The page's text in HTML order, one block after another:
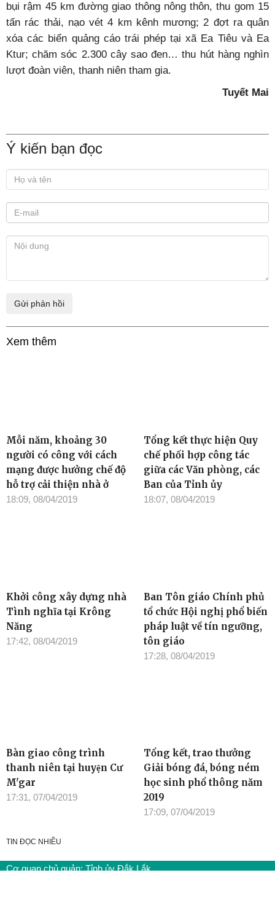
bụi rậm 45 km đường giao thông nông thôn, thu gom 15
tấn rác thải, nạo vét 4 km kênh mương; 2 đợt ra quân
xóa các biển quảng cáo trái phép tại xã Ea Tiêu và Ea
Ktur; chăm sóc 2.300 cây sao đen… thu hút hàng nghìn
lượt đoàn viên, thanh niên tham gia.
Tuyết Mai
Ý kiến bạn đọc
Xem thêm
Mỗi năm, khoảng 30
người có công với cách
mạng được hưởng chế độ
hỗ trợ cải thiện nhà ở
18:09, 08/04/2019
Tổng kết thực hiện Quy
chế phối hợp công tác
giữa các Văn phòng, các
Ban của Tỉnh ủy
18:07, 08/04/2019
Khởi công xây dựng nhà
Tình nghĩa tại Krông
Năng
17:42, 08/04/2019
Ban Tôn giáo Chính phủ
tổ chức Hội nghị phổ biến
pháp luật về tín ngưỡng,
tôn giáo
17:28, 08/04/2019
Bàn giao công trình
thanh niên tại huyện Cư
M'gar
17:31, 07/04/2019
Tổng kết, trao thưởng
Giải bóng đá, bóng ném
học sinh phổ thông năm
2019
17:09, 07/04/2019
TIN ĐỌC NHIỀU
Cơ quan chủ quản: Tỉnh ủy Đắk Lắk